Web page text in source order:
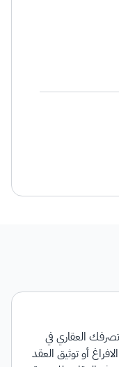
العقاري في
أو توثيق العقد